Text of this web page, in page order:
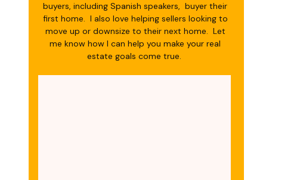
buyers, including Spanish speakers, buyer their
first home. I also love helping sellers looking to
move up or downsize to their next home. Let
me know how I can help you make your real
estate goals come true.